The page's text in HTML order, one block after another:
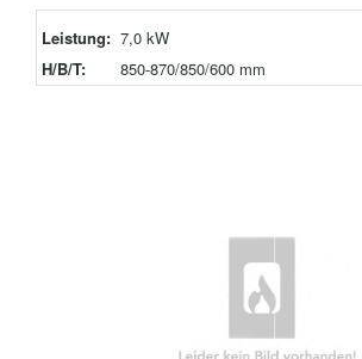
Leistung: 7,0 kW
H/B/T:
850-870/850/600 mm